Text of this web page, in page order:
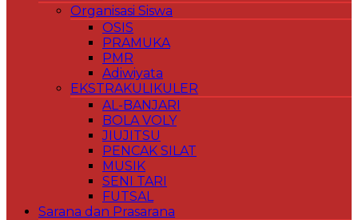
Organisasi Siswa
OSIS
PRAMUKA
PMR
Adiwiyata
EKSTRAKULIKULER
AL-BANJARI
BOLA VOLY
JIUJITSU
PENCAK SILAT
MUSIK
SENI TARI
FUTSAL
Sarana dan Prasarana